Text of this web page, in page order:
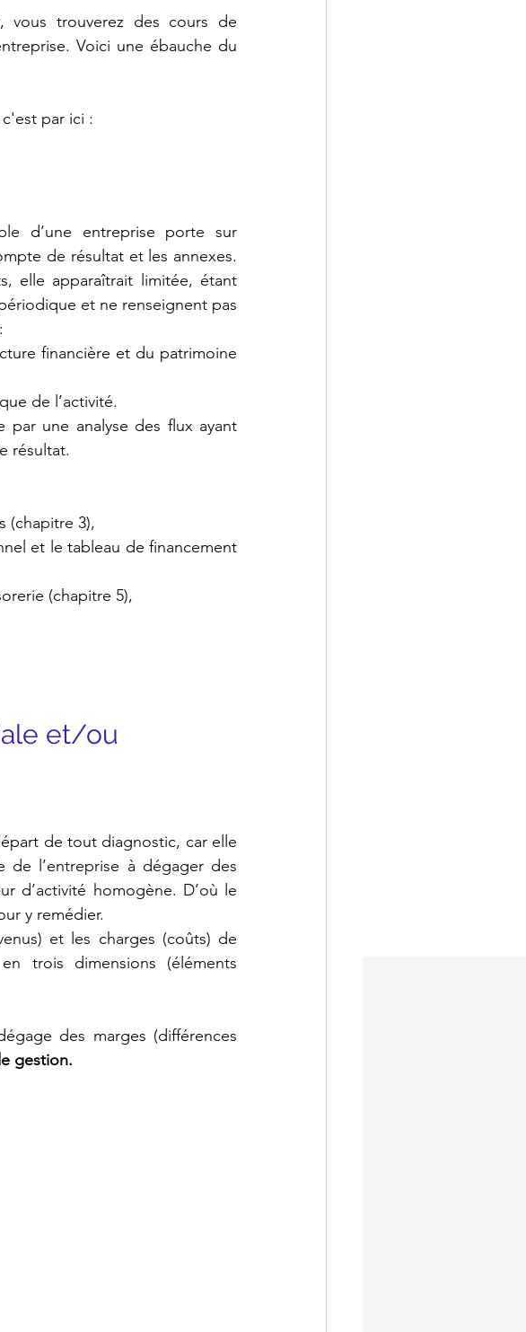
vous trouverez des cours de
par ici :
d’une entreprise porte sur
de résultat et les annexes.
elle apparaîtrait limitée, étant
et ne renseignent pas
financière et du patrimoine
de l’activité.
une analyse des flux ayant
résultat.
(chapitre 3),
et le tableau de financement
(chapitre 5),
et/ou
de tout diagnostic, car elle
de l’entreprise à dégager des
d’activité homogène. D’où le
y remédier.
et les charges (coûts) de
trois dimensions (éléments
des marges (différences
gestion.